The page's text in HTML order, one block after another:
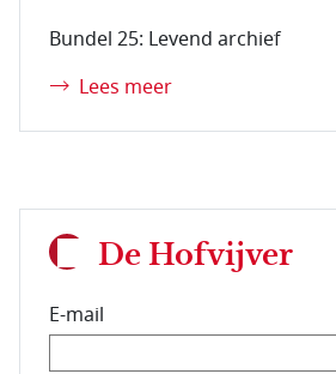
Bundel 25: Levend archief
Lees meer
De Hofvijver
E-mail